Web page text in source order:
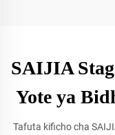
SAIJIA
Yote ya
Tafuta kificho cha